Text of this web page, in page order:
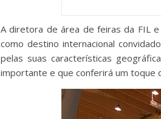
A diretora de área de feiras da FIL
como destino internacional
pelas suas características
importante e que conferirá um toque